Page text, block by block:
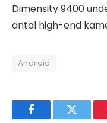
Dimensity 9400
antal high-end
Android
FacebookTwitter